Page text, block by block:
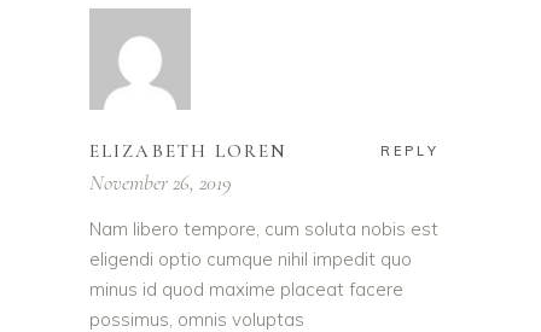
ELIZABETH LOREN REPLY
November 26, 2019
Nam libero tempore, cum soluta nobis est
eligendi optio cumque nihil impedit quo
minus id quod maxime placeat facere
possimus, omnis voluptas